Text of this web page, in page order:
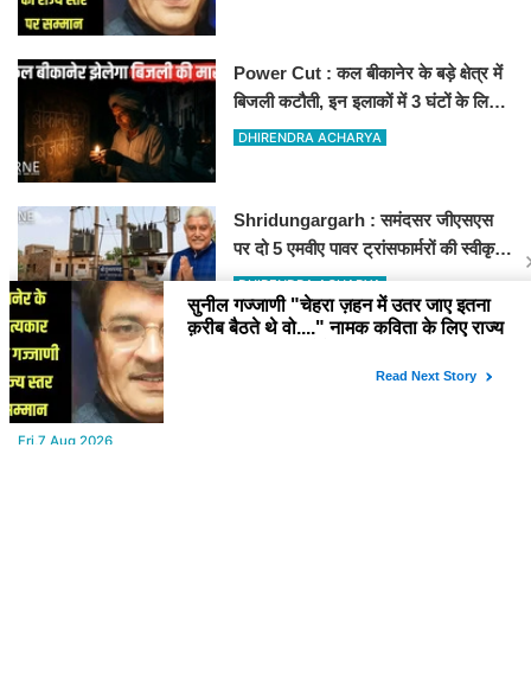
Power Cut : कल बीकानेर के बड़े क्षेत्र में
बिजली कटौती, इन इलाकों में 3 घंटों के लिए
बिजली रहेगी गुल
DHIRENDRA ACHARYA
Shridungargarh : समंदसर जीएसएस
पर दो 5 एमवीए पावर ट्रांसफार्मरों की स्वीकृति,
विधायक ताराचंद सारस्वत के सतत प्रयास
लाए रंग
DHIRENDRA ACHARYA
Fri,7 Aug 2026